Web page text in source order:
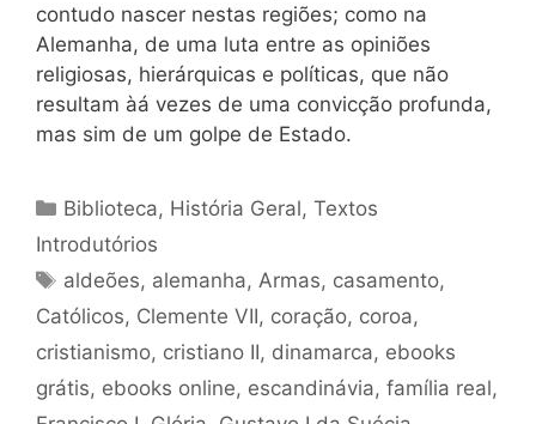
contudo nascer nestas regiões; como na
Alemanha, de uma luta entre as opiniões
religiosas, hierárquicas e políticas, que não
resultam àá vezes de uma convicção profunda,
mas sim de um golpe de Estado.
Categorias
Biblioteca, História Geral,Textos
Introdutórios
Tags
aldeões, alemanha,Armas, casamento,
Católicos, Clemente VII, coração, coroa,
cristianismo, cristiano II, dinamarca, ebooks
grátis, ebooks online, escandinávia, família real,